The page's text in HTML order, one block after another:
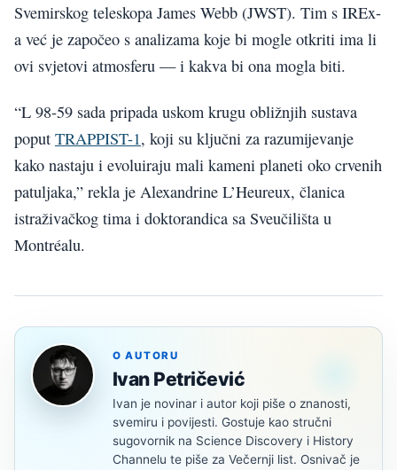
Svemirskog teleskopa James Webb (JWST). Tim s IREx-
a već je započeo s analizama koje bi mogle otkriti ima li
ovi svjetovi atmosferu — i kakva bi ona mogla biti.
“L 98-59 sada pripada uskom krugu obližnjih sustava
poput TRAPPIST-1, koji su ključni za razumijevanje
kako nastaju i evoluiraju mali kameni planeti oko crvenih
patuljaka,” rekla je Alexandrine L’Heureux, članica
istraživačkog tima i doktorandica sa Sveučilišta u
Montréalu.
O AUTORU
Ivan Petričević
Ivan je novinar i autor koji piše o znanosti,
svemiru i povijesti. Gostuje kao stručni
sugovornik na Science Discovery i History
Channelu te piše za Večernji list. Osnivač je